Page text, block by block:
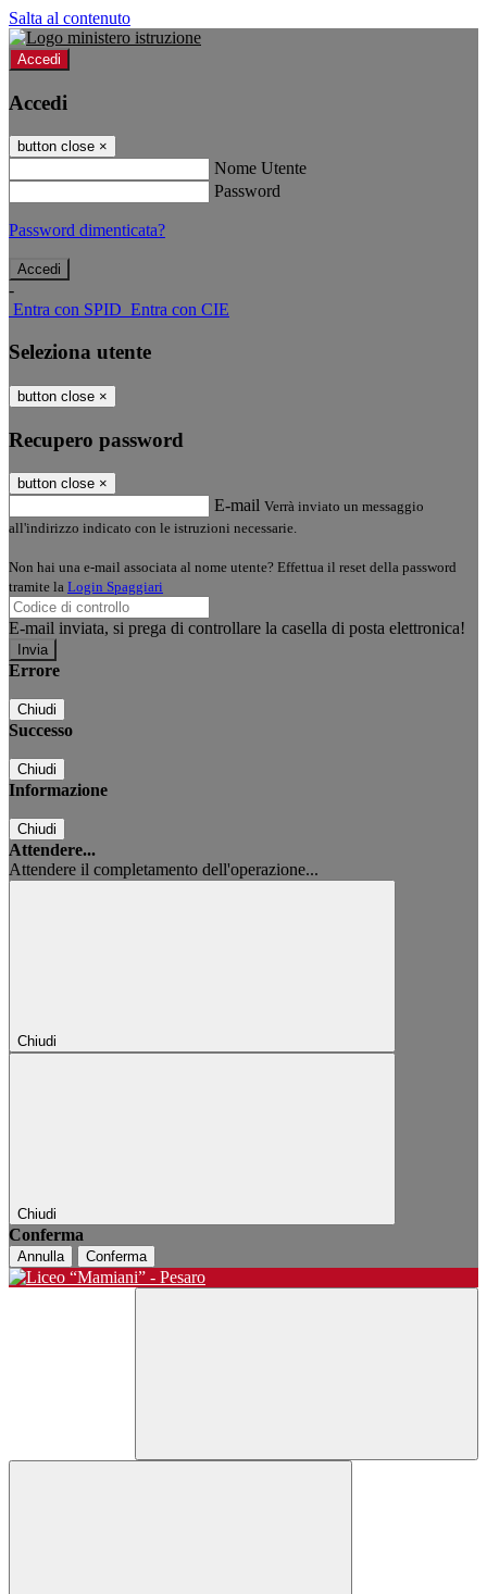
Salta al contenuto
Accedi
Accedi
button close ×
Nome Utente
Password
Password dimenticata?
-
Entra con SPID Entra con CIE
Seleziona utente
button close ×
Recupero password
button close ×
E-mail Verrà inviato un messaggio
all'indirizzo indicato con le istruzioni necessarie.
Non hai una e-mail associata al nome utente? Effettua il reset della password
tramite la Login Spaggiari
E-mail inviata, si prega di controllare la casella di posta elettronica!
Errore
Chiudi
Successo
Chiudi
Informazione
Chiudi
Attendere...
Attendere il completamento dell'operazione...
Chiudi
Chiudi
Conferma
Annulla Conferma